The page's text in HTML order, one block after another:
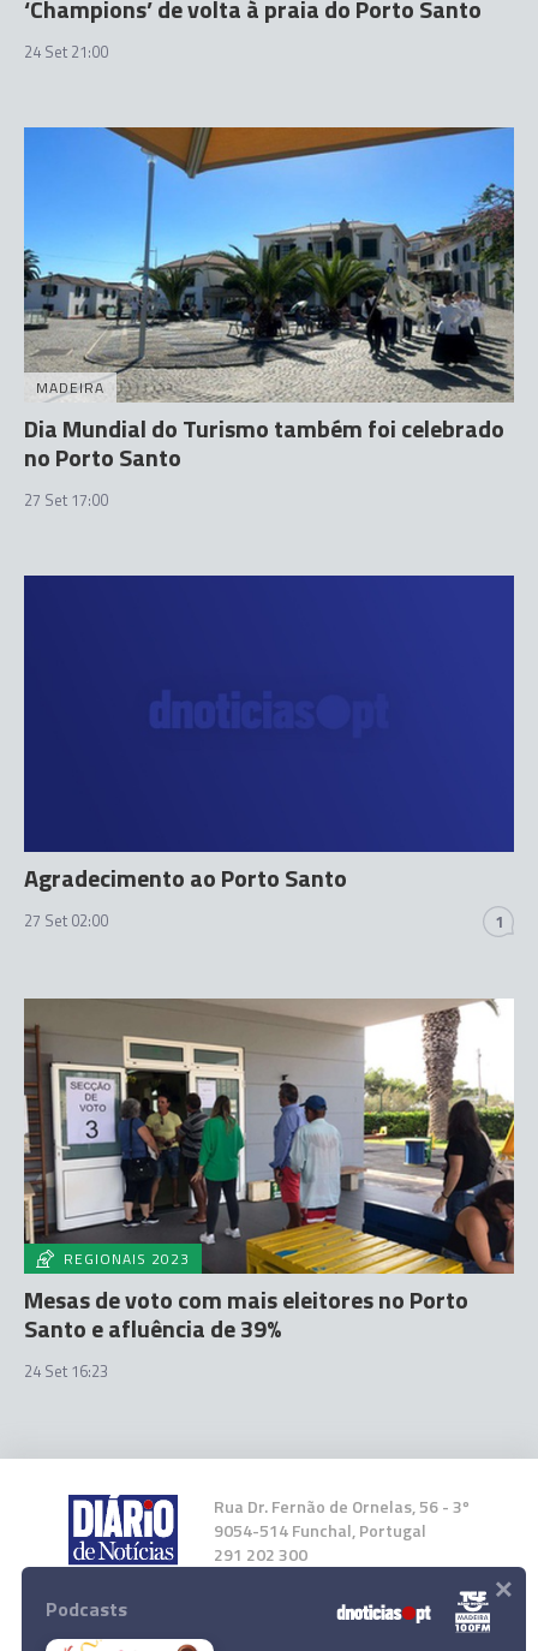
‘Champions’ de volta à praia do Porto Santo
24 Set 21:00
MADEIRA
Dia Mundial do Turismo também foi celebrado
no Porto Santo
27 Set 17:00
Agradecimento ao Porto Santo
27 Set 02:00 1
REGIONAIS 2023
Mesas de voto com mais eleitores no Porto
Santo e afluência de 39%
24 Set 16:23
Rua Dr. Fernão de Ornelas, 56 - 3º
9054-514 Funchal, Portugal
291 202 300
Instale a nossa App
Podcasts ×